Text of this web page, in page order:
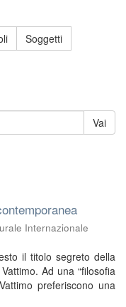
Soggetti
Vai
Internazionale
il titolo segreto della
Ad una “filosofia
preferiscono una